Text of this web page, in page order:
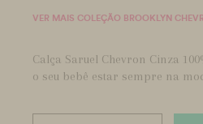
VER MAIS COLEÇÃO BROOKLYN
Calça Saruel Chevron Cinza
o seu bebê estar sempre na